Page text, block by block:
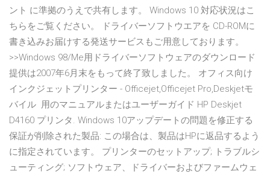
ント に準拠のうえで共有します。 Windows 10 対応状況はこ
ちらをご覧ください。 ドライバーソフトウエアを CD-ROMに
書き込みお届けする発送サービスもご用意しております。
>>Windows 98/Me用ドライバーソフトウェアのダウンロード
提供は2007年6月末をもって終了致しました。 オフィス向け
インクジェットプリンター - Officejet,Officejet Pro,Deskjetモ
バイル 用のマニュアルまたはユーザーガイド HP Deskjet
D4160 プリンタ. Windows 10アップデートの問題を修正する
保証が削除された製品: この場合は、製品はHPに返品するよう
に指定されています。 プリンターのセットアップ; トラブルシ
ューティング; ソフトウェア、ドライバーおよびファームウェ